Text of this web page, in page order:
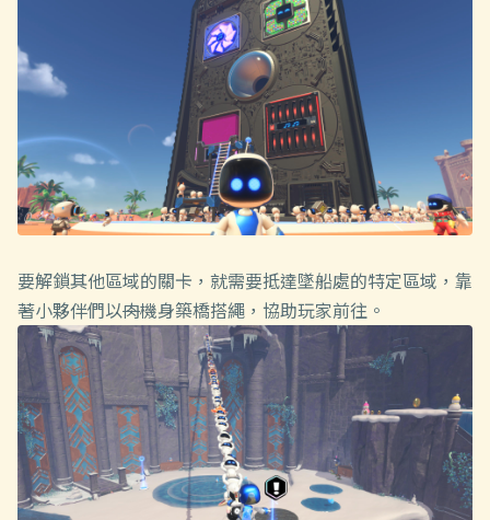
要解鎖其他區域的關卡，就需要抵達墜船處的特定區域，靠
著小夥伴們以肉機身築橋搭繩，協助玩家前往。